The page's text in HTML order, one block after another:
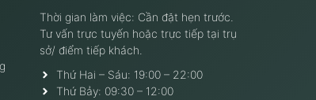
Thời gian làm việc: Cần đặt hẹn trước.
Tư vấn trực tuyến hoặc trực tiếp tại trụ
sở/ điểm tiếp khách.
Thứ Hai – Sáu: 19:00 – 22:00
Thứ Bảy: 09:30 – 12:00